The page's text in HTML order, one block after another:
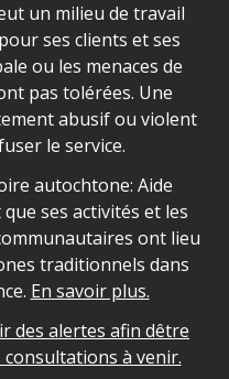
les locaux d'AJO.
un milieu de travail
ses clients et ses
ou les menaces de
pas tolérées. Une
abusif ou violent
le service.
autochtone: Aide
ses activités et les
ont lieu
traditionnels dans
En savoir plus.
des alertes afin dêtre
à venir.